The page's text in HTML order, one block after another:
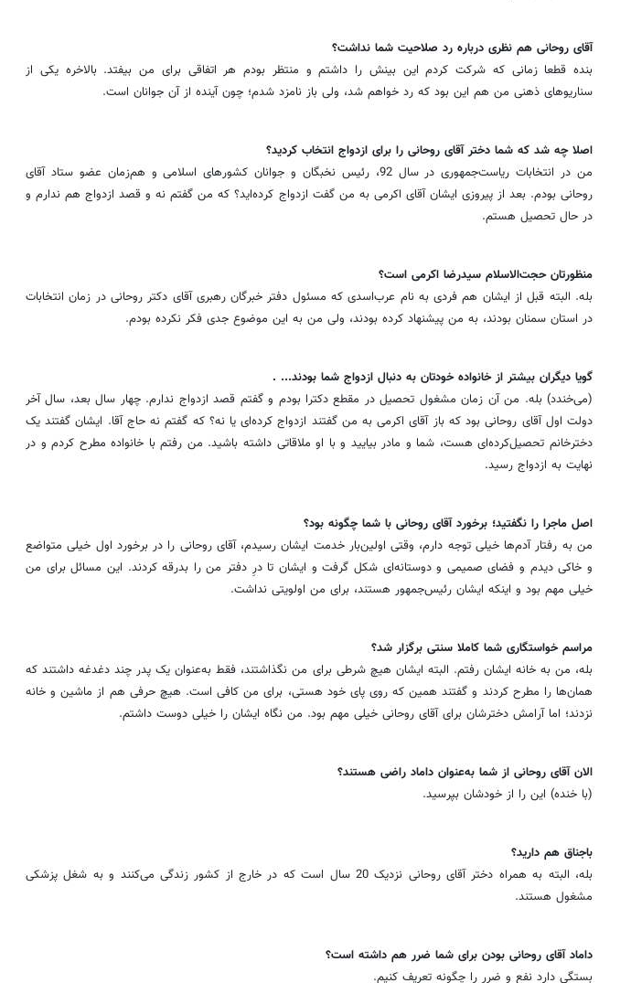
‌آقای روحانی هم نظری درباره رد صلاحیت شما نداشت؟
بنده قطعا زمانی که شرکت کردم این بینش را داشتم و منتظر بودم هر اتفاقی برای من بیفتد. بالاخره یکی از
سناریوهای ذهنی من هم این بود که رد خواهم شد، ولی باز نامزد شدم؛ چون آینده از آن جوانان است.
‌اصلا چه شد که شما دختر آقای روحانی را برای ازدواج انتخاب کردید؟
من در انتخابات ریاست‌جمهوری در سال 92، رئیس نخبگان و جوانان کشورهای اسلامی و هم‌زمان عضو ستاد آقای
روحانی بودم. بعد از پیروزی ایشان آقای اکرمی به من گفت ازدواج کرده‌اید؟ که من گفتم نه و قصد ازدواج هم ندارم و
در حال تحصیل هستم.
‌منظورتان حجت‌الاسلام سیدرضا اکرمی است؟
بله. البته قبل از ایشان هم فردی به نام عرب‌اسدی که مسئول دفتر خبرگان رهبری آقای دکتر روحانی در زمان انتخابات
در استان سمنان بودند، به من پیشنهاد کرده بودند، ولی من به این موضوع جدی فکر نکرده بودم.
‌گویا دیگران بیشتر از خانواده خودتان به دنبال ازدواج شما بودند... .
(می‌خندد) بله. من آن زمان مشغول تحصیل در مقطع دکترا بودم و گفتم قصد ازدواج ندارم. چهار سال بعد، سال آخر
دولت اول آقای روحانی بود که باز آقای اکرمی به من گفتند ازدواج کرده‌ای یا نه؟ که گفتم نه حاج آقا. ایشان گفتند یک
دخترخانم تحصیل‌کرده‌ای هست، شما و مادر بیایید و با او ملاقاتی داشته باشید. من رفتم با خانواده مطرح کردم و در
نهایت به ازدواج رسید.
‌اصل ماجرا را نگفتید؛ برخورد آقای روحانی با شما چگونه بود؟
من به رفتار آدم‌ها خیلی توجه دارم، وقتی اولین‌بار خدمت ایشان رسیدم، آقای روحانی را در برخورد اول خیلی متواضع
و خاکی دیدم و فضای صمیمی و دوستانه‌ای شکل گرفت و ایشان تا درِ دفتر من را بدرقه کردند. این مسائل برای من
خیلی مهم بود و اینکه ایشان رئیس‌جمهور هستند، برای من اولویتی نداشت.
‌مراسم خواستگاری شما کاملا سنتی برگزار شد؟
بله، من به خانه ایشان رفتم. البته ایشان هیچ شرطی برای من نگذاشتند، فقط به‌عنوان یک پدر چند دغدغه داشتند که
همان‌ها را مطرح کردند و گفتند همین که روی پای خود هستی، برای من کافی است. هیچ حرفی هم از ماشین و خانه
نزدند؛ اما آرامش دخترشان برای آقای روحانی خیلی مهم بود. من نگاه ایشان را خیلی دوست داشتم.
‌الان آقای روحانی از شما به‌عنوان داماد راضی هستند؟
(با خنده) این را از خودشان بپرسید.
‌باجناق هم دارید؟
بله، البته به همراه دختر آقای روحانی نزدیک 20 سال است که در خارج از کشور زندگی می‌کنند و به شغل پزشکی
مشغول هستند.
‌داماد آقای روحانی بودن برای شما ضرر هم داشته است؟
بستگی دارد نفع و ضرر را چگونه تعریف کنیم.